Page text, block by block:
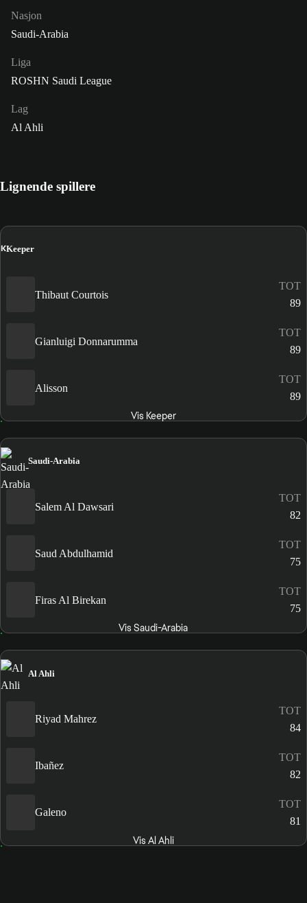
Nasjon
Saudi-Arabia
Liga
ROSHN Saudi League
Lag
Al Ahli
Lignende spillere
KKeeper
Thibaut Courtois
TOT
89
Gianluigi Donnarumma
TOT
89
Alisson
TOT
89
Vis Keeper
Saudi-Arabia
Salem Al Dawsari
TOT
82
Saud Abdulhamid
TOT
75
Firas Al Birekan
TOT
75
Vis Saudi-Arabia
Al Ahli
Riyad Mahrez
TOT
84
Ibañez
TOT
82
Galeno
TOT
81
Vis Al Ahli